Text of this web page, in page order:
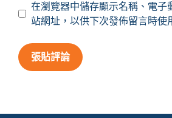
站
在瀏覽器中儲存顯示名稱、電子
站網址，以供下次發佈留言時使